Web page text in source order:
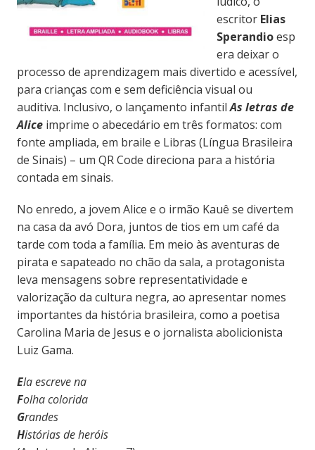
escritor Elias
Sperandioesp
era deixar o
processo de aprendizagem mais divertido e acessível,
para crianças com e sem deficiência visual ou
auditiva. Inclusivo, o lançamento infantilAs letras de
Aliceimprime o abecedário em três formatos: com
fonte ampliada, em braile e Libras (Língua Brasileira
de Sinais) – um QR Code direciona para a história
contada em sinais.
No enredo, a jovem Alice e o irmão Kauê se divertem
na casa da avó Dora, juntos de tios em um café da
tarde com toda a família. Em meio às aventuras de
pirata e sapateado no chão da sala, a protagonista
leva mensagens sobre representatividade e
valorização da cultura negra, ao apresentar nomes
importantes da história brasileira, como a poetisa
Carolina Maria de Jesus e o jornalista abolicionista
Luiz Gama.
Ela escreve na
Folha colorida
Grandes
Histórias de heróis